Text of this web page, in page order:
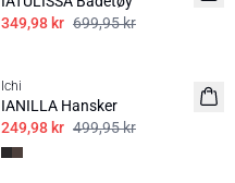
349,98 kr 699,95 kr
Ichi
IANILLA Hansker
249,98 kr 499,95 kr
50%